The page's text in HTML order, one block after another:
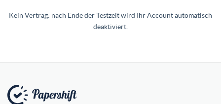
Kein Vertrag: nach Ende der Testzeit wird Ihr Account automatisch
deaktiviert.